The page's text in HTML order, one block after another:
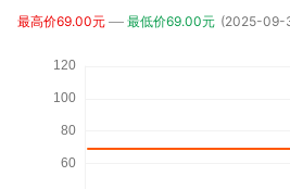
最高价69.00元 最低价69.00元 (2025-09-